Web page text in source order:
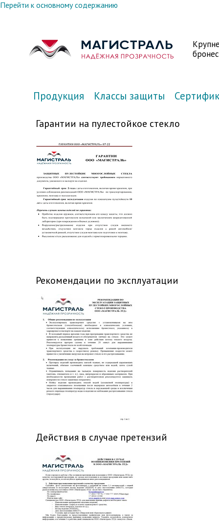
Перейти к основному содержанию
Продукция Классы защиты
Гарантии на пулестойкое стекло
Рекомендации по эксплуатации
Действия в случае претензий